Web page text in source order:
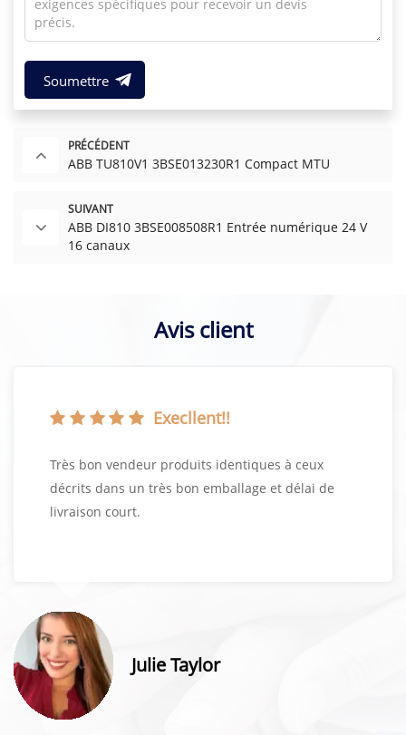
Soumettre
PRÉCÉDENT
ABB TU810V1 3BSE013230R1 Compact MTU
SUIVANT
ABB DI810 3BSE008508R1 Entrée numérique 24 V
16 canaux
Avis client
Execllent!!
Très bon vendeur produits identiques à ceux
décrits dans un très bon emballage et délai de
livraison court.
Julie Taylor